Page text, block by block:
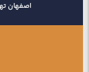
اصفهان